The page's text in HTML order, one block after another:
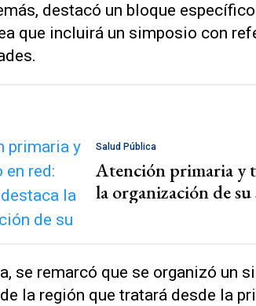
destacó un bloque
que incluirá un simposio con
Salud Pública
Atención primaria y
la organización de su
se remarcó que se organizó un
la región que tratará desde la